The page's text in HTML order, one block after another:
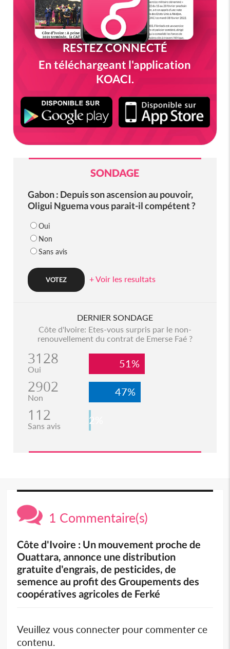
RESTEZ CONNECTÉ
En téléchargeant l'application
KOACI.
SONDAGE
Gabon : Depuis son ascension au pouvoir,
Oligui Nguema vous parait-il compétent ?
Oui
Non
Sans avis
+ Voir les resultats
DERNIER SONDAGE
Côte d'Ivoire: Etes-vous surpris par le non-
renouvellement du contrat de Emerse Faé ?
3128
Oui 51%
2902
Non 47%
112
Sans avis 2%
1 Commentaire(s)
Côte d'Ivoire : Un mouvement proche de
Ouattara, annonce une distribution
gratuite d'engrais, de pesticides, de
semence au profit des Groupements des
coopératives agricoles de Ferké
Veuillez vous connecter pour commenter ce
contenu.